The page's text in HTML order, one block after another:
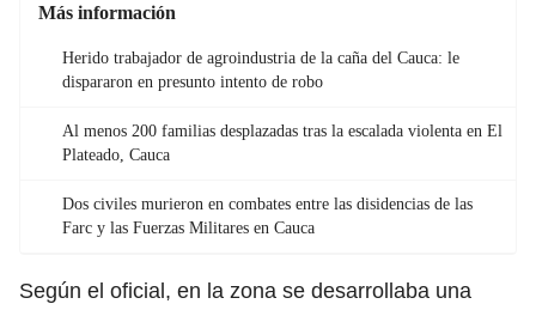
Más información
Herido trabajador de agroindustria de la caña del Cauca: le
dispararon en presunto intento de robo
Al menos 200 familias desplazadas tras la escalada violenta en El
Plateado, Cauca
Dos civiles murieron en combates entre las disidencias de las
Farc y las Fuerzas Militares en Cauca
Según el oficial, en la zona se desarrollaba una